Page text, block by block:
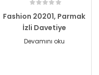
Fashion 20201, Parmak
İzli Davetiye
Devamını oku